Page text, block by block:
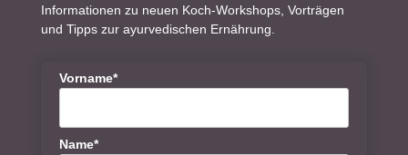
Informationen zu neuen Koch-Workshops, Vorträgen
und Tipps zur ayurvedischen Ernährung.
Vorname*
Name*